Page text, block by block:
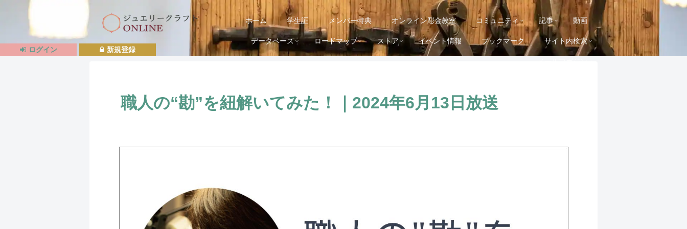
ホーム 学生証 メンバー特典 オンライン彫金教室 コミュニティ 記事 動画
データベース ロードマップ ストア イベント情報 ブックマーク サイト内検索
職人の“勘”を紐解いてみた！｜2024年6月13日放送
新規登録
ログイン